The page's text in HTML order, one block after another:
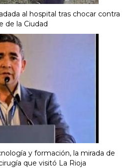
al hospital tras chocar contra
de la Ciudad
y formación, la mirada de
que visitó La Rioja